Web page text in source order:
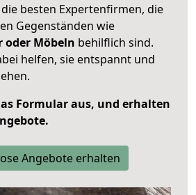
besten Expertenfirmen, die
Gegenständen wie
oder Möbeln behilflich sind.
helfen, sie entspannt und
Formular aus, und erhalten
Angebote erhalten